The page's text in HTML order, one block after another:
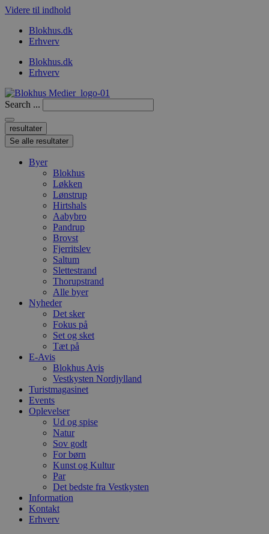
Videre til indhold
Blokhus.dk
Erhverv
Blokhus.dk
Erhverv
Search ...
resultater
Se alle resultater
Byer
Blokhus
Løkken
Lønstrup
Hirtshals
Aabybro
Pandrup
Brovst
Fjerritslev
Saltum
Slettestrand
Thorupstrand
Alle byer
Nyheder
Det sker
Fokus på
Set og sket
Tæt på
E-Avis
Blokhus Avis
Vestkysten Nordjylland
Turistmagasinet
Events
Oplevelser
Ud og spise
Natur
Sov godt
For børn
Kunst og Kultur
Par
Det bedste fra Vestkysten
Information
Kontakt
Erhverv